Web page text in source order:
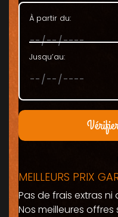
À partir du:
Jusqu’au:
MEILLEURS PRIX
Pas de frais extras
Nos meilleures